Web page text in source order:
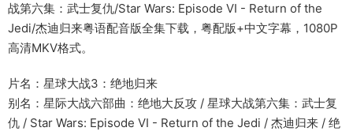
战第六集：武士复仇/Star Wars: Episode VI - Return of the
Jedi/杰迪归来粤语配音版全集下载，粤配版+中文字幕，1080P
高清MKV格式。
片名：星球大战3：绝地归来
别名：星际大战六部曲：绝地大反攻 / 星球大战第六集：武士复
仇 / Star Wars: Episode VI - Return of the Jedi / 杰迪归来 / 绝